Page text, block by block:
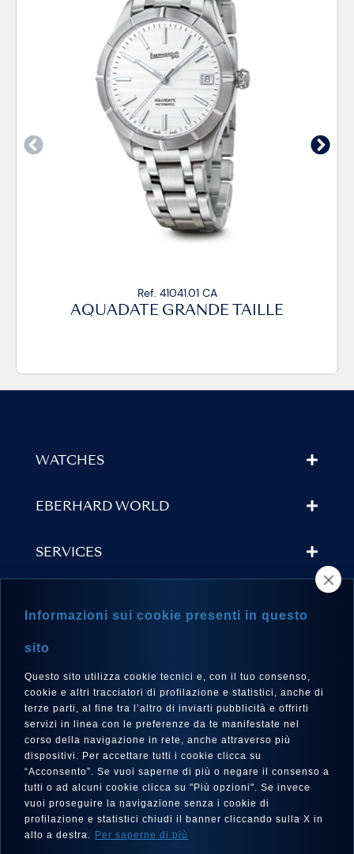
Ref. 41041.01 CA
AQUADATE GRANDE TAILLE
WATCHES
EBERHARD WORLD
SERVICES
LANGUAGE
English
FOLLOW US
Informazioni sui cookie presenti in questo
sito
Questo sito utilizza cookie tecnici e, con il tuo consenso,
cookie e altri tracciatori di profilazione e statistici, anche di
terze parti, al fine tra l’altro di inviarti pubblicità e offrirti
servizi in linea con le preferenze da te manifestate nel
corso della navigazione in rete, anche attraverso più
dispositivi. Per accettare tutti i cookie clicca su
“Acconsento”. Se vuoi saperne di più o negare il consenso a
tutti o ad alcuni cookie clicca su "Più opzioni". Se invece
vuoi proseguire la navigazione senza i cookie di
profilazione e statistici chiudi il banner cliccando sulla X in
alto a destra. Per saperne di più